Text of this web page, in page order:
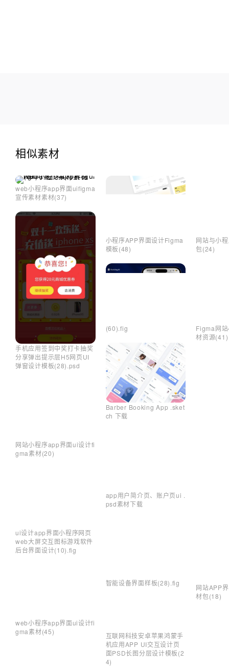
相似素材
web小程序app界面uifigma
宣传素材素材(37)
手机应用签到中奖打卡抽奖
分享弹出提示层H5网页UI
弹窗设计模板(28).psd
网站小程序app界面ui设计fi
gma素材(20)
ui设计app界面小程序网页
web大屏交互图标游戏软件
后台界面设计(10).fig
web小程序app界面ui设计fi
gma素材(45)
小程序APP界面设计Figma
模板(48)
(60).fig
Barber Booking App .sket
ch 下载
app用户简介页、账户页ui .
psd素材下载
智能设备界面样板(28).fig
互联网科技安卓苹果鸿蒙手
机应用APP UI交互设计页
面PSD长图分层设计模板(2
4)
网站与小
包(24)
Figma网
材资源(41)
网站APP
材包(18)